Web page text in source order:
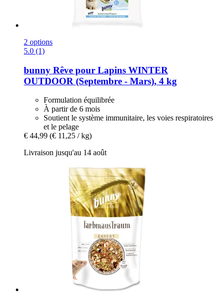
2 options
5.0 (1)
bunny Rêve pour Lapins WINTER
OUTDOOR (Septembre -​ Mars), 4 kg
Formulation équilibrée
À partir de 6 mois
Soutient le système immunitaire, les voies respiratoires
et le pelage
€ 44,99 (€ 11,25 / kg)
Livraison jusqu'au 14 août